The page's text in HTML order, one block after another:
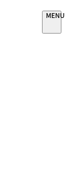
MENU